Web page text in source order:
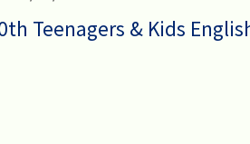
Teenagers & Kids